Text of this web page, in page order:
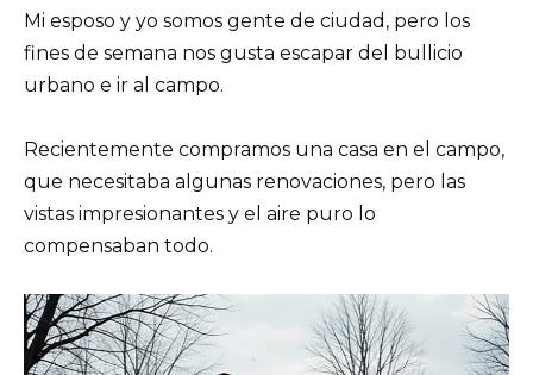
Mi esposo y yo somos gente de ciudad, pero los
fines de semana nos gusta escapar del bullicio
urbano e ir al campo.
Recientemente compramos una casa en el campo,
que necesitaba algunas renovaciones, pero las
vistas impresionantes y el aire puro lo
compensaban todo.